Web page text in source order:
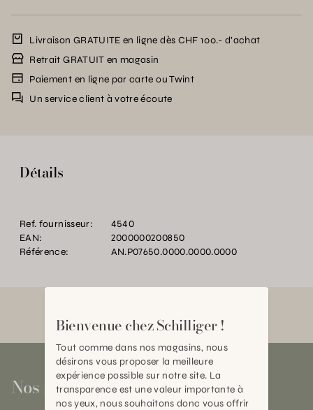
Livraison GRATUITE en ligne dès CHF 100.- d’achat
Retrait GRATUIT en magasin
Paiement en ligne par carte ou Twint
Un service client à votre écoute
Détails
Ref. fournisseur:
4540
EAN:
2000000200850
Référence:
AN.P07650.0000.0000.0000
Nos magasins
Bienvenue chez Schilliger !
Tout comme dans nos magasins, nous
désirons vous proposer la meilleure
expérience possible sur notre site. La
transparence est une valeur importante à
nos yeux, nous souhaitons donc vous offrir